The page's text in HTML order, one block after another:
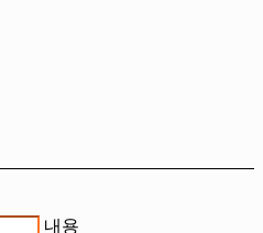
내용